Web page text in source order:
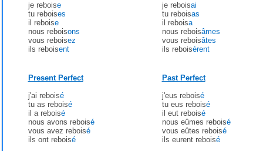
je reboise
tu reboises
il reboise
nous reboisons
vous reboisez
ils reboisent
je reboisai
tu reboisas
il reboisa
nous reboisâmes
vous reboisâtes
ils reboisèrent
Present Perfect
j'ai reboisé
tu as reboisé
il a reboisé
nous avons reboisé
vous avez reboisé
ils ont reboisé
Past Perfect
j'eus reboisé
tu eus reboisé
il eut reboisé
nous eûmes reboisé
vous eûtes reboisé
ils eurent reboisé